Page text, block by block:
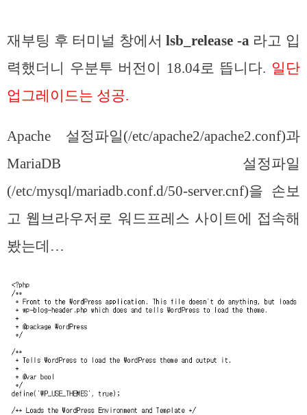
재부팅 후 터미널 창에서lsb_release -a라고 입
력했더니 우분투 버전이 18.04로 뜹니다. 일단
업그레이드는 성공.
Apache 설정파일(/etc/apache2/apache2.conf)과
MariaDB 설정파일
(/etc/mysql/mariadb.conf.d/50-server.cnf)을 손보
고 웹브라우저로 워드프레스 사이트에 접속해
봤는데…